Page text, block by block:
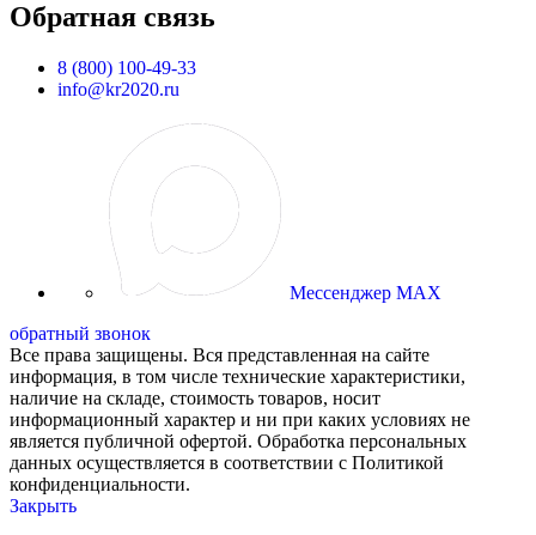
Обратная связь
8 (800) 100-49-33
info@kr2020.ru
Мессенджер MAX
обратный звонок
Все права защищены. Вся представленная на сайте
информация, в том числе технические характеристики,
наличие на складе, стоимость товаров, носит
информационный характер и ни при каких условиях не
является публичной офертой. Обработка персональных
данных осуществляется в соответствии с Политикой
конфиденциальности.
Закрыть